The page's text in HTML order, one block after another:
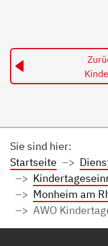
Sie sind hier:
Startseite
Monheim am
AWO